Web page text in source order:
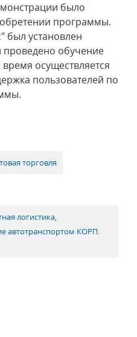
было
программы.
был установлен
обучение
осуществляется
пользователей по
торговля
логистика,
автотранспортом КОРП.